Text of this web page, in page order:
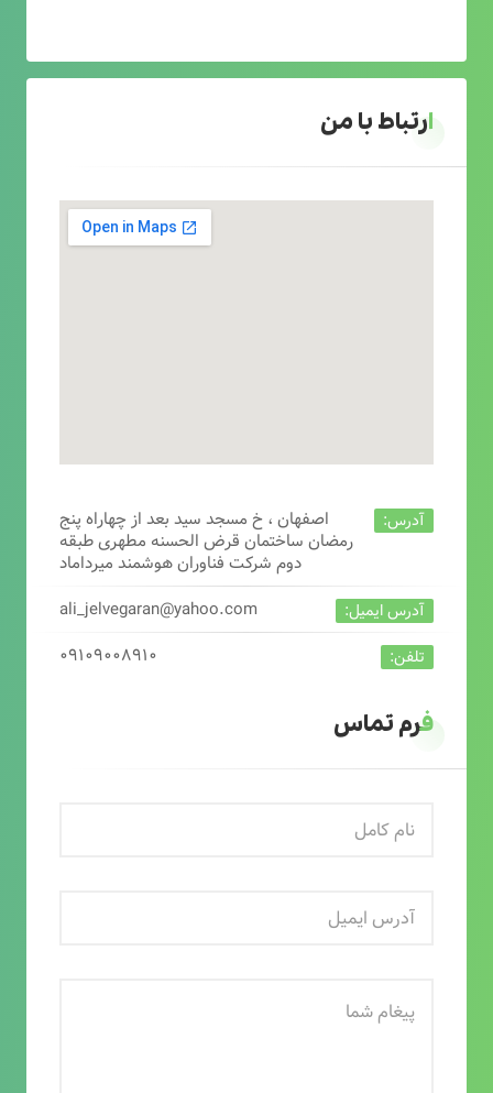
ارتباط با من
آدرس:
اصفهان ، خ مسجد سید بعد از چهاراه پنج
رمضان ساختمان قرض الحسنه مطهری طبقه
دوم شرکت فناوران هوشمند میرداماد
آدرس ایمیل: ali_jelvegaran@yahoo.com
تلفن: ۰۹۱۰۹۰۰۸۹۱۰
فرم تماس